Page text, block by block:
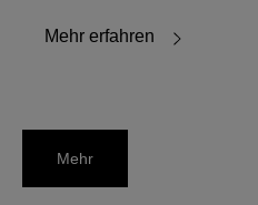
Mehr erfahren
Mehr